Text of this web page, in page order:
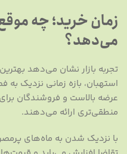
زمان خرید؛ چه
می‌دهد؟
تجربه بازار نشان می‌دهد
استهبان، بازه زمانی نزدیک
عرضه بالاست و فروشندگان
منطقی‌تری ارائه می‌دهند.
با نزدیک شدن به ماه‌های